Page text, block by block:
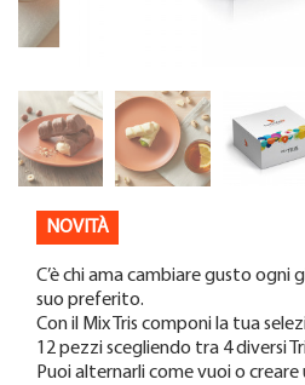
NOVITÀ
C’è chi ama cambiare gusto ogni
suo preferito.
Con il Mix Tris componi la tua
12 pezzi scegliendo tra 4 diversi
Puoi alternarli come vuoi o